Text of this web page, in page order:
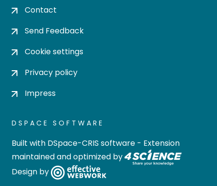
Contact
Send Feedback
Cookie settings
Privacy policy
Impress
DSPACE SOFTWARE
Built with DSpace-CRIS software - Extension
maintained and optimized by
Design by